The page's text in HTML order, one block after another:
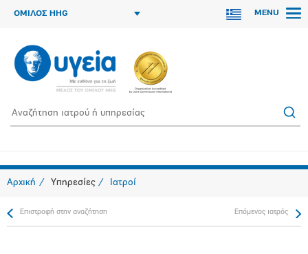
ΟΜΙΛΟΣ HHG MENU
Αρχική Υπηρεσίες Ιατροί
Επιστροφή στην αναζήτηση Επόμενος ιατρός